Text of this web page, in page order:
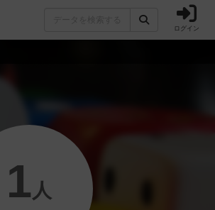
ログイン
1 人